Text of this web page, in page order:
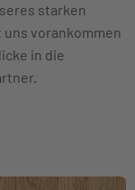
starken
vorankommen
in die